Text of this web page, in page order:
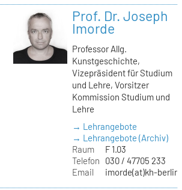
Prof. Dr. Joseph
Imorde
Professor Allg.
Kunstgeschichte,
Vizepräsident für Studium
und Lehre, Vorsitzer
Kommission Studium und
Lehre
→ Lehrangebote
→ Lehrangebote (Archiv)
Raum
F 1.03
Telefon
030 / 47705 233
Email
imorde(at)kh-